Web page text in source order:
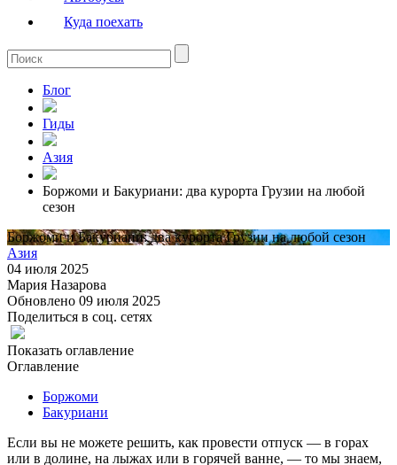
Куда поехать
Блог
Гиды
Азия
Боржоми и Бакуриани: два курорта Грузии на любой
сезон
Боржоми и Бакуриани: два курорта Грузии на любой сезон
Азия
04 июля 2025
Мария Назарова
Обновлено 09 июля 2025
Поделиться в соц. сетях
Показать оглавление
Оглавление
Боржоми
Бакуриани
Если вы не можете решить, как провести отпуск — в горах
или в долине, на лыжах или в горячей ванне, — то мы знаем,